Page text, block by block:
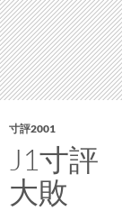
へ
ス
キ
ッ
プ
寸評2001
J1寸評
大敗